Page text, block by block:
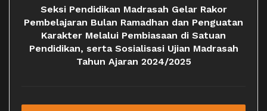
Seksi Pendidikan Madrasah Gelar Rakor
Pembelajaran Bulan Ramadhan dan Penguatan
Karakter Melalui Pembiasaan di Satuan
Pendidikan, serta Sosialisasi Ujian Madrasah
Tahun Ajaran 2024/2025